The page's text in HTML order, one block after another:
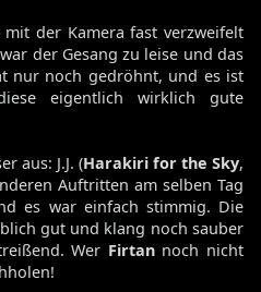
der Kamera fast verzweifelt
der Gesang zu leise und das
nur noch gedröhnt, und es ist
eigentlich wirklich gute
aus: J.J. (Harakiri for the Sky,
Auftritten am selben Tag
es war einfach stimmig. Die
gut und klang noch sauber
Wer Firtannoch nicht